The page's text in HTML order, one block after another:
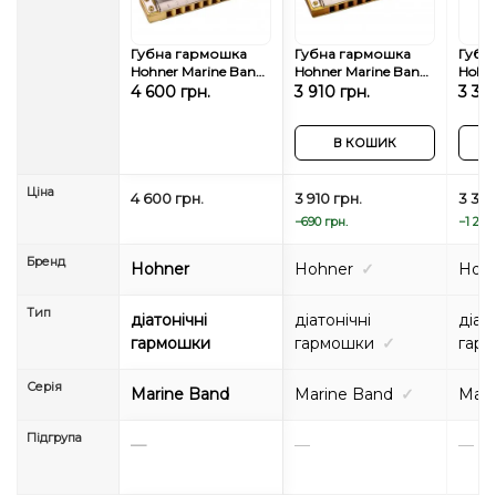
Губна гармошка
Hohner Marine Band
Crossover
4 600 грн.
Губна гармошка
Hohner Marine Band
Deluxe M200502X
3 910 грн.
В КОШИК
1896
3
Ціна 4 600 грн. 3 910 грн.
−690 грн.
3
−1
Бренд Hohner Hohner ✓
Тип
діатонічні
гармошки
діатонічні
гармошки ✓
Серія Marine Band Marine Band ✓
Підгрупа — — —